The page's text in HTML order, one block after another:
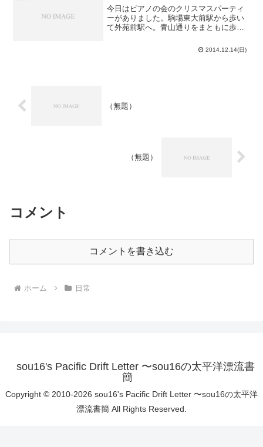
今日はピアノの会のクリスマスパーティ
ーがありました。駒場東大前駅から歩い
て外苑前駅へ。青山通りをまともに歩い
会場でのパーティー。四役（役員）の引
き継ぎ等が行われました。僕はただのコ
2014.12.14(日)
（無題）
（無題）
コメント
コメントを書き込む
ホーム 日常
sou16's Pacific Drift Letter 〜sou16の太平洋漂流書
簡
Copyright © 2010-2026 sou16's Pacific Drift Letter 〜sou16の太平洋
漂流書簡 All Rights Reserved.